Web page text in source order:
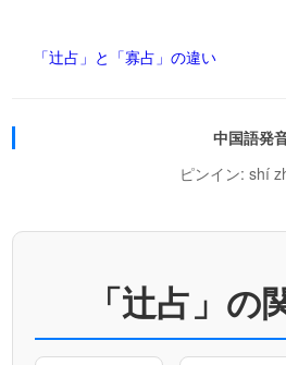
「辻占」と「寡占」の違い
中国語発
ピンイン: shí
「辻占」の